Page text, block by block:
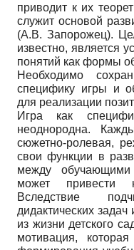
приводит к их
служит основой
(А.В. Запорожец).
известно, является
понятий как формы
Необходимо
специфику игры и
для реализации
Игра как
неоднородна.
сюжетно-ролевая,
свои функции в
между
может привести
Вследствие
дидактических
из жизни детского
мотивация,